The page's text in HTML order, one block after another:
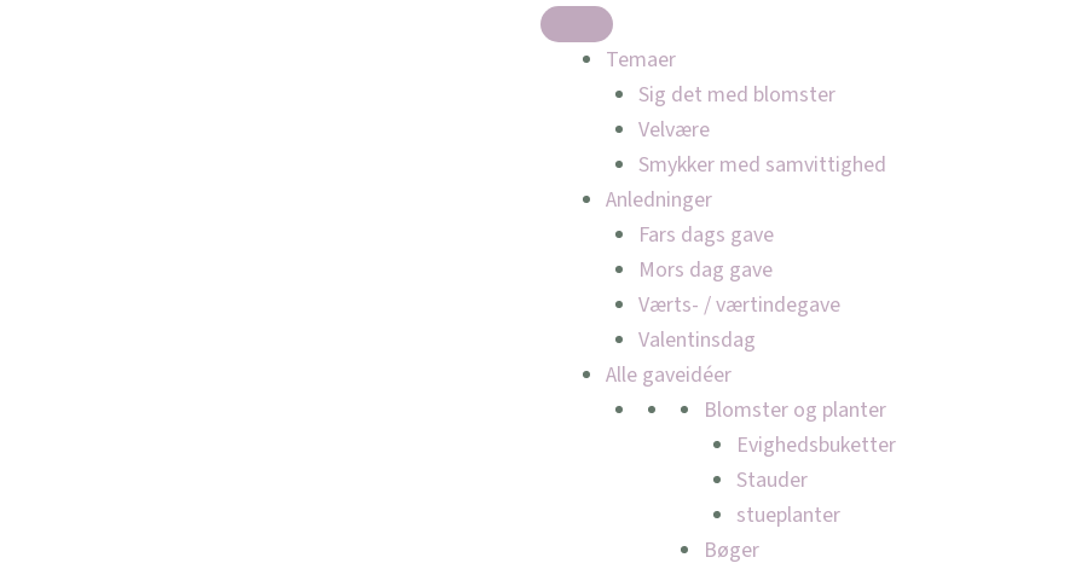
Temaer
Sig det med blomster
Velvære
Smykker med samvittighed
Anledninger
Fars dags gave
Mors dag gave
Værts- / værtindegave
Valentinsdag
Alle gaveidéer
Blomster og planter
Evighedsbuketter
Stauder
stueplanter
Bøger